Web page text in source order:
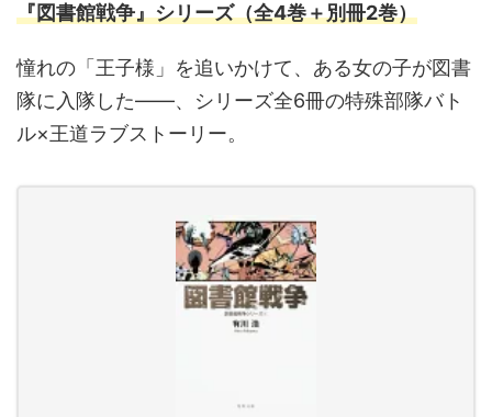
『図書館戦争』シリーズ（全4巻＋別冊2巻）
憧れの「王子様」を追いかけて、ある女の子が図書
隊に入隊した――、シリーズ全6冊の特殊部隊バト
ル×王道ラブストーリー。